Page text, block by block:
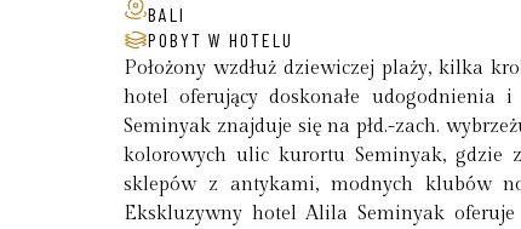
BALI
POBYT W HOTELU
Położony wzdłuż dziewiczej plaży, kilka
hotel oferujący doskonałe udogodnienia
Seminyak znajduje się na płd.-zach.
kolorowych ulic kurortu Seminyak, gdzie
sklepów z antykami, modnych klubów
Ekskluzywny hotel Alila Seminyak